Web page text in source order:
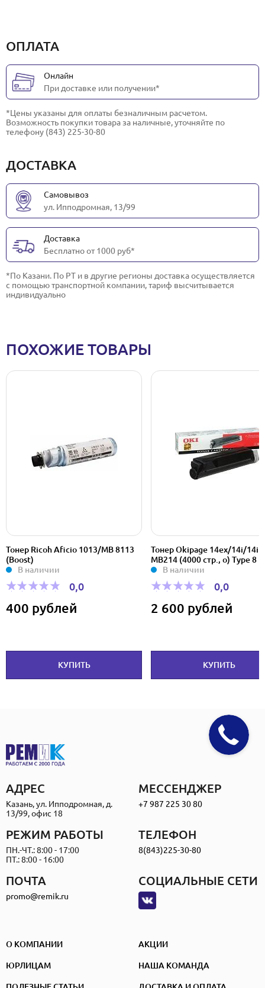
ОПЛАТА
Онлайн
При доставке или получении*
*Цены указаны для оплаты безналичным расчетом.
Возможность покупки товара за наличные, уточняйте по
телефону (843) 225-30-80
ДОСТАВКА
Самовывоз
ул. Ипподромная, 13/99
Доставка
Бесплатно от 1000 руб*
*По Казани. По РТ и в другие регионы доставка осуществляется
с помощью транспортной компании, тариф высчитывается
индивидуально
ПОХОЖИЕ ТОВАРЫ
Тонер Ricoh Aficio 1013/MB 8113
(Boost)
В наличии
0,0
400 рублей
КУПИТЬ
Тонер Okipage 14ex/14i/
МВ214 (4000 стр., о) Type 8
В наличии
0,0
2 600 рублей
КУПИТЬ
АДРЕС
Казань, ул. Ипподромная, д.
13/99, офис 18
МЕССЕНДЖЕР
+7 987 225 30 80
ПОЧТА
promo@remik.ru
РЕЖИМ РАБОТЫ
ПН.-ЧТ.: 8:00 - 17:00
ПТ.: 8:00 - 16:00
ТЕЛЕФОН
8(843)225-30-80
СОЦИАЛЬНЫЕ СЕТИ
О КОМПАНИИ АКЦИИ
ЮРЛИЦАМ НАША КОМАНДА